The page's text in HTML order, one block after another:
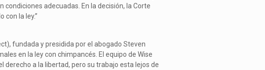
adecuadas. En la decisión, la Corte
con la ley.”
fundada y presidida por el abogado Steven
en la ley con chimpancés. El equipo de Wise
a la libertad, pero su trabajo esta lejos de